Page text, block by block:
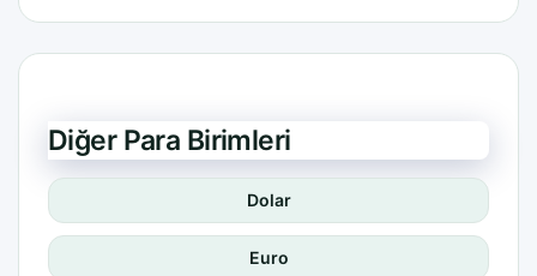
Diğer Para Birimleri
Dolar
Euro